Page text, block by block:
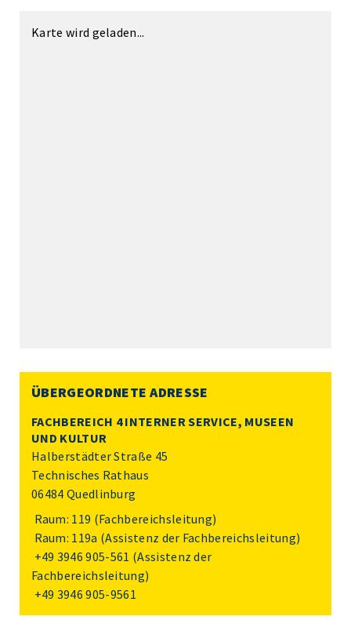
Karte wird geladen...
ÜBERGEORDNETE ADRESSE
FACHBEREICH 4 INTERNER SERVICE, MUSEEN
UND KULTUR
Halberstädter Straße 45
Technisches Rathaus
06484 Quedlinburg
Raum: 119 (Fachbereichsleitung)
Raum: 119a (Assistenz der Fachbereichsleitung)
+49 3946 905-561 (Assistenz der
Fachbereichsleitung)
+49 3946 905-9561